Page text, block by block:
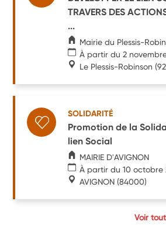
TRAVERS DES
...
Mairie du Plessis-
À partir du 2
Le Plessis-Robinson
SOLIDARITÉ
Promotion de la
lien Social
MAIRIE D'AVIGNON
À partir du 10 octobre
AVIGNON (84000)
Voir